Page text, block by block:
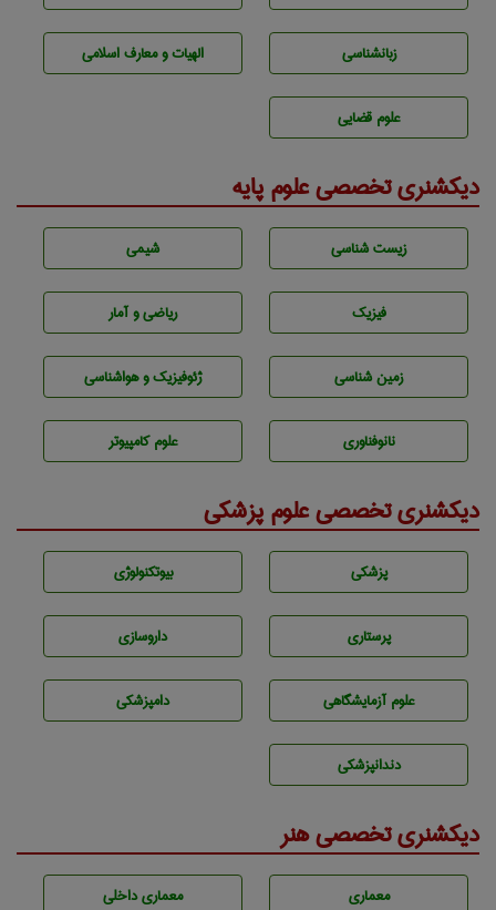
زبانشناسی الهیات و معارف اسلامی
علوم قضایی
دیکشنری تخصصی علوم پایه
زيست شناسی شيمی
فیزیک ریاضی و آمار
زمين شناسی ژئوفيزيك و هواشناسی
نانوفناوری علوم کامپیوتر
دیکشنری تخصصی علوم پزشکی
پزشكی بيوتكنولوژی
پرستاری داروسازی
علوم آزمايشگاهی دامپزشكی
دندانپزشكی
دیکشنری تخصصی هنر
معماری معماری داخلی